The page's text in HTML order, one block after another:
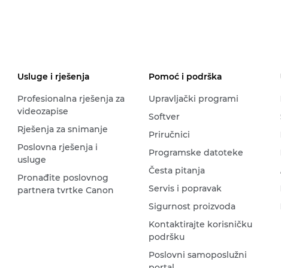
Usluge i rješenja
Profesionalna rješenja za
videozapise
Rješenja za snimanje
Poslovna rješenja i
usluge
Pronađite poslovnog
partnera tvrtke Canon
Pomoć i podrška
Upravljački programi
Softver
Priručnici
Programske datoteke
Česta pitanja
Servis i popravak
Sigurnost proizvoda
Kontaktirajte korisničku
podršku
Poslovni samoposlužni